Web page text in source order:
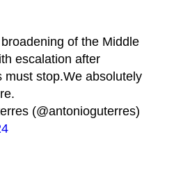
of the Middle
escalation after
must stop.We absolutely